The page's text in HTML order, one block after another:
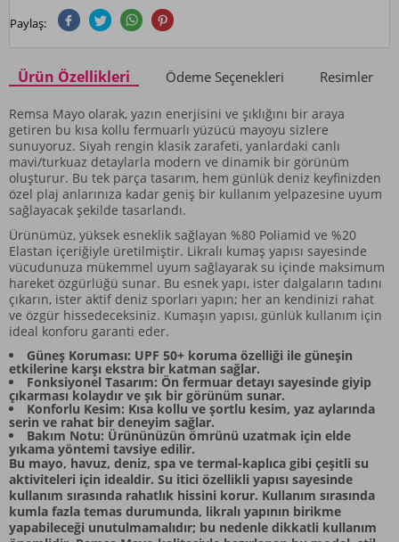
Paylaş:
Ürün Özellikleri Ödeme Seçenekleri Resimler
Remsa Mayo olarak, yazın enerjisini ve şıklığını bir araya
getiren bu kısa kollu fermuarlı yüzücü mayoyu sizlere
sunuyoruz. Siyah rengin klasik zarafeti, yanlardaki canlı
mavi/turkuaz detaylarla modern ve dinamik bir görünüm
oluşturur. Bu tek parça tasarım, hem günlük deniz keyfinizden
özel plaj anlarınıza kadar geniş bir kullanım yelpazesine uyum
sağlayacak şekilde tasarlandı.
Ürünümüz, yüksek esneklik sağlayan %80 Poliamid ve %20
Elastan içeriğiyle üretilmiştir. Likralı kumaş yapısı sayesinde
vücudunuza mükemmel uyum sağlayarak su içinde maksimum
hareket özgürlüğü sunar. Bu esnek yapı, ister dalgaların tadını
çıkarın, ister aktif deniz sporları yapın; her an kendinizi rahat
ve özgür hissedeceksiniz. Kumaşın yapısı, günlük kullanım için
ideal konforu garanti eder.
Güneş Koruması: UPF 50+ koruma özelliği ile güneşin
etkilerine karşı ekstra bir katman sağlar.
Fonksiyonel Tasarım: Ön fermuar detayı sayesinde giyip
çıkarması kolaydır ve şık bir görünüm sunar.
Konforlu Kesim: Kısa kollu ve şortlu kesim, yaz aylarında
serin ve rahat bir deneyim sağlar.
Bakım Notu: Ürününüzün ömrünü uzatmak için elde
yıkama yöntemi tavsiye edilir.
Bu mayo, havuz, deniz, spa ve termal-kaplıca gibi çeşitli su
aktiviteleri için idealdir. Su itici özellikli yapısı sayesinde
kullanım sırasında rahatlık hissini korur. Kullanım sırasında
kumla fazla temas durumunda, likralı yapının birikme
yapabileceği unutulmamalıdır; bu nedenle dikkatli kullanım